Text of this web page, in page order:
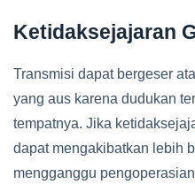
Ketidaksejajaran
Transmisi dapat bergeser
yang aus karena dudukan
tempatnya. Jika
dapat mengakibatkan lebih
mengganggu